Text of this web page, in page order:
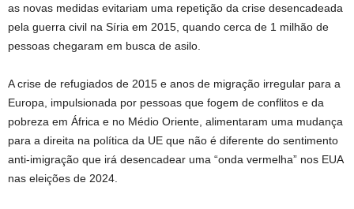
as novas medidas evitariam uma repetição da crise desencadeada
pela guerra civil na Síria em 2015, quando cerca de 1 milhão de
pessoas chegaram em busca de asilo.
A crise de refugiados de 2015 e anos de migração irregular para a
Europa, impulsionada por pessoas que fogem de conflitos e da
pobreza em África e no Médio Oriente, alimentaram uma mudança
para a direita na política da UE que não é diferente do sentimento
anti-imigração que irá desencadear uma “onda vermelha” nos EUA
nas eleições de 2024.